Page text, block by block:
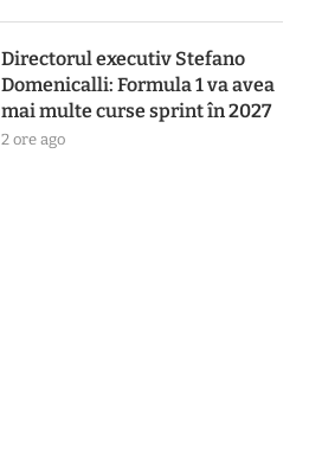
Directorul executiv Stefano
Domenicalli: Formula 1 va avea
mai multe curse sprint în 2027
2 ore ago